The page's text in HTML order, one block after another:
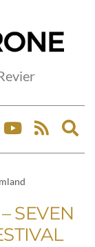
SEVEN